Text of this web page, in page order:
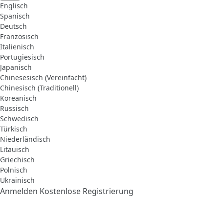
Englisch
Spanisch
Deutsch
Französisch
Italienisch
Portugiesisch
Japanisch
Chinesesisch (Vereinfacht)
Chinesisch (Traditionell)
Koreanisch
Russisch
Schwedisch
Türkisch
Niederländisch
Litauisch
Griechisch
Polnisch
Ukrainisch
Anmelden Kostenlose Registrierung